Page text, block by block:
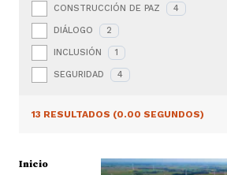
CONSTRUCCIÓN DE PAZ 4
DIÁLOGO 2
INCLUSIÓN 1
SEGURIDAD 4
13 RESULTADOS (0.00 SEGUNDOS)
Inicio